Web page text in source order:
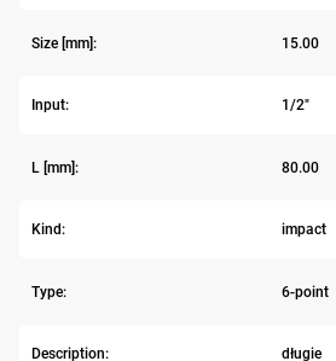
Size [mm]: 15.00
Input: 1/2"
L [mm]: 80.00
Kind: impact
Type: 6-point
Description: długie